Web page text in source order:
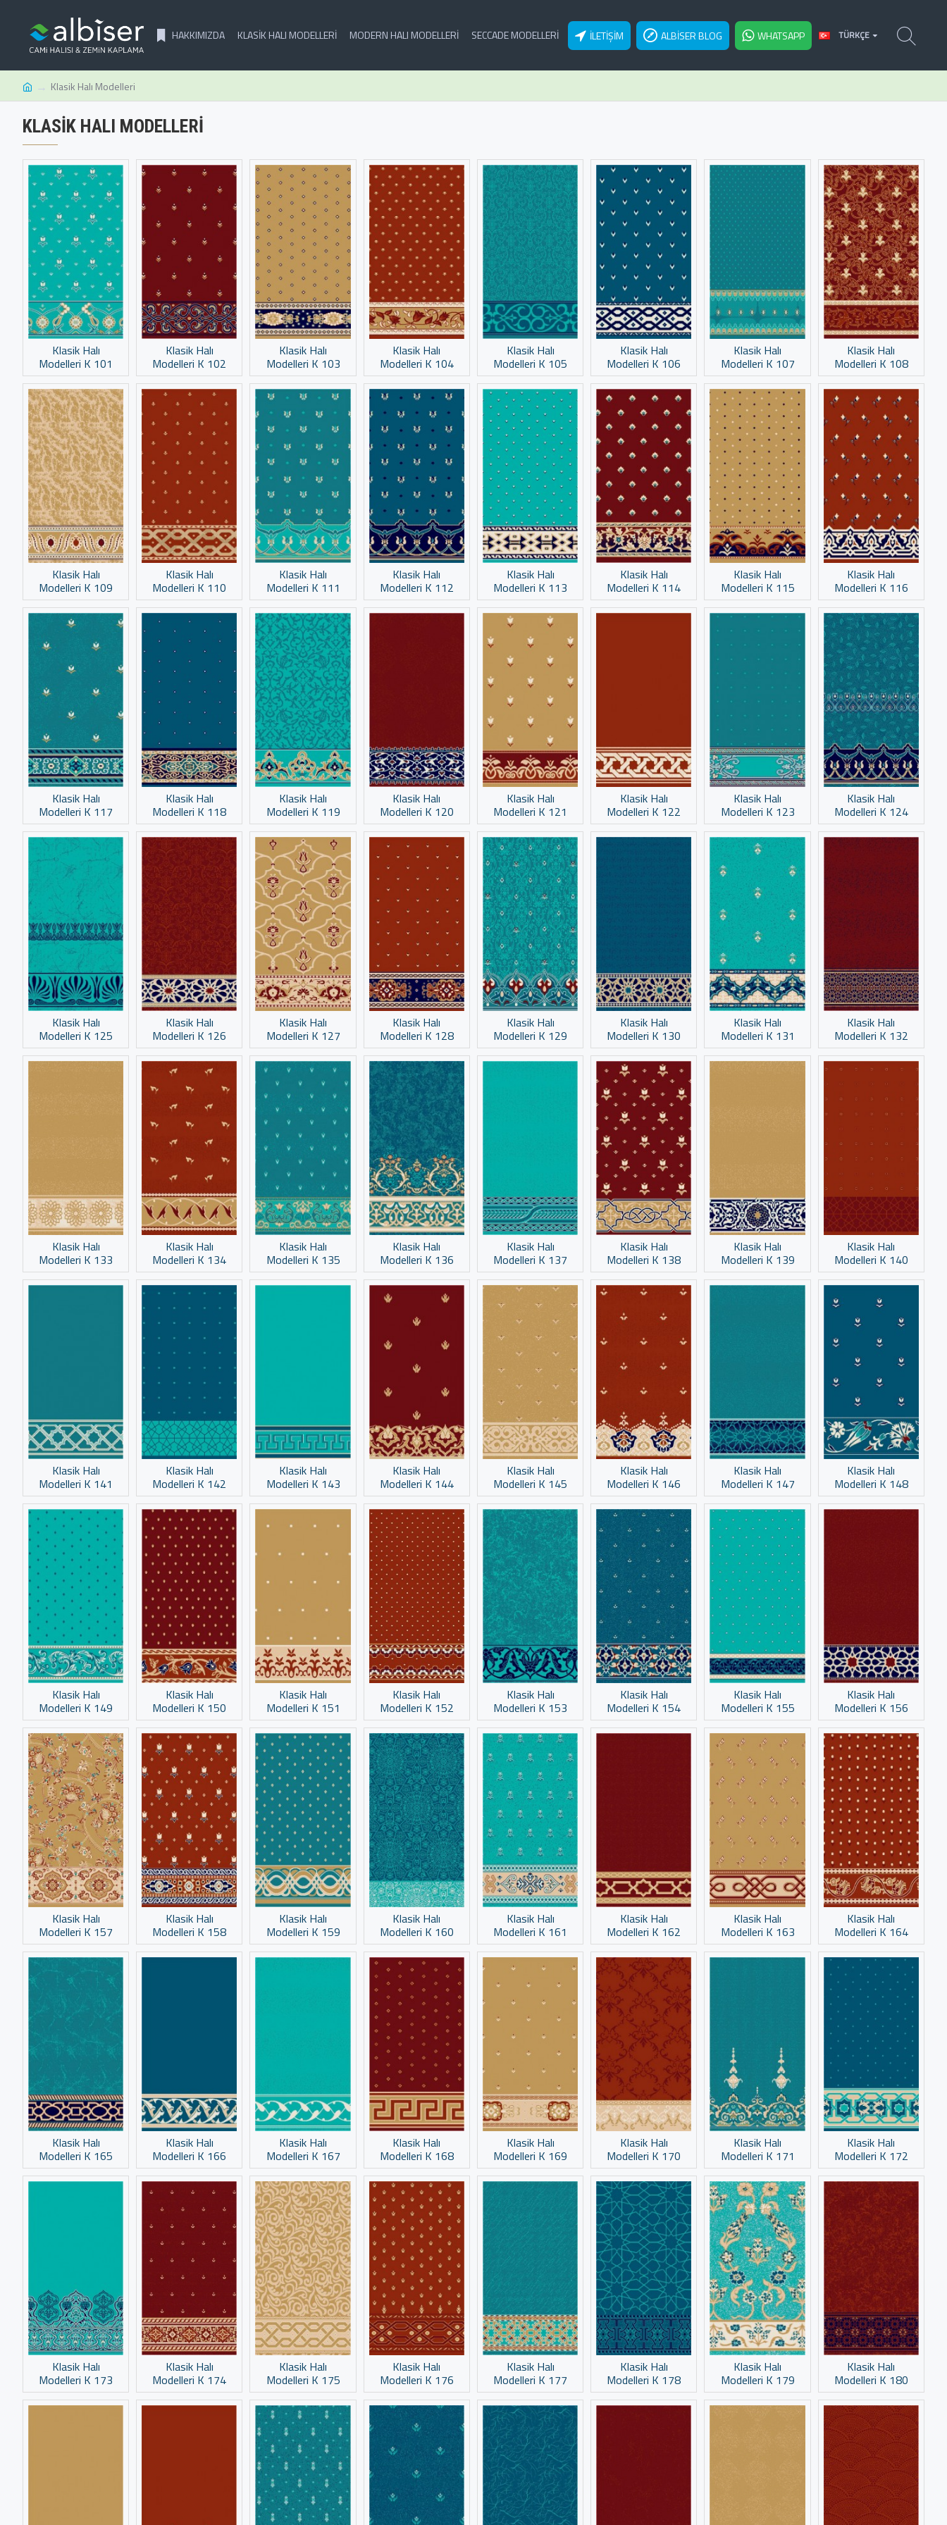
HAKKIMIZDA KLASIK HALI MODELLERI MODERN HALI MODELLERI SECCADE MODELLERI İLETIŞIM ALBISER BLOG WHATSAPP TÜRKÇE
Klasik Halı Modelleri
KLASIK HALI MODELLERI
Klasik Halı
Modelleri K 101
Klasik Halı
Modelleri K 102
Klasik Halı
Modelleri K 103
Klasik Halı
Modelleri K 104
Klasik Halı
Modelleri K 105
Klasik Halı
Modelleri K 106
Klasik Halı
Modelleri K 107
Klasik Halı
Modelleri K 108
Klasik Halı
Modelleri K 109
Klasik Halı
Modelleri K 110
Klasik Halı
Modelleri K 111
Klasik Halı
Modelleri K 112
Klasik Halı
Modelleri K 113
Klasik Halı
Modelleri K 114
Klasik Halı
Modelleri K 115
Klasik Halı
Modelleri K 116
Klasik Halı
Modelleri K 117
Klasik Halı
Modelleri K 118
Klasik Halı
Modelleri K 119
Klasik Halı
Modelleri K 120
Klasik Halı
Modelleri K 121
Klasik Halı
Modelleri K 122
Klasik Halı
Modelleri K 123
Klasik Halı
Modelleri K 124
Klasik Halı
Modelleri K 125
Klasik Halı
Modelleri K 126
Klasik Halı
Modelleri K 127
Klasik Halı
Modelleri K 128
Klasik Halı
Modelleri K 129
Klasik Halı
Modelleri K 130
Klasik Halı
Modelleri K 131
Klasik Halı
Modelleri K 132
Klasik Halı
Modelleri K 133
Klasik Halı
Modelleri K 134
Klasik Halı
Modelleri K 135
Klasik Halı
Modelleri K 136
Klasik Halı
Modelleri K 137
Klasik Halı
Modelleri K 138
Klasik Halı
Modelleri K 139
Klasik Halı
Modelleri K 140
Klasik Halı
Modelleri K 141
Klasik Halı
Modelleri K 142
Klasik Halı
Modelleri K 143
Klasik Halı
Modelleri K 144
Klasik Halı
Modelleri K 145
Klasik Halı
Modelleri K 146
Klasik Halı
Modelleri K 147
Klasik Halı
Modelleri K 148
Klasik Halı
Modelleri K 149
Klasik Halı
Modelleri K 150
Klasik Halı
Modelleri K 151
Klasik Halı
Modelleri K 152
Klasik Halı
Modelleri K 153
Klasik Halı
Modelleri K 154
Klasik Halı
Modelleri K 155
Klasik Halı
Modelleri K 156
Klasik Halı
Modelleri K 157
Klasik Halı
Modelleri K 158
Klasik Halı
Modelleri K 159
Klasik Halı
Modelleri K 160
Klasik Halı
Modelleri K 161
Klasik Halı
Modelleri K 162
Klasik Halı
Modelleri K 163
Klasik Halı
Modelleri K 164
Klasik Halı
Modelleri K 165
Klasik Halı
Modelleri K 166
Klasik Halı
Modelleri K 167
Klasik Halı
Modelleri K 168
Klasik Halı
Modelleri K 169
Klasik Halı
Modelleri K 170
Klasik Halı
Modelleri K 171
Klasik Halı
Modelleri K 172
Klasik Halı
Modelleri K 173
Klasik Halı
Modelleri K 174
Klasik Halı
Modelleri K 175
Klasik Halı
Modelleri K 176
Klasik Halı
Modelleri K 177
Klasik Halı
Modelleri K 178
Klasik Halı
Modelleri K 179
Klasik Halı
Modelleri K 180